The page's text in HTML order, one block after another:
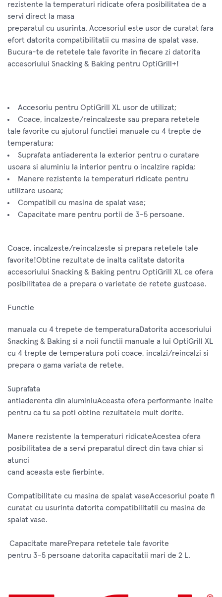
rezistente la temperaturi ridicate ofera posibilitatea de a
servi direct la masa
preparatul cu usurinta. Accesoriul este usor de curatat fara
efort datorita compatibilitatii cu masina de spalat vase.
Bucura-te de retetele tale favorite in fiecare zi datorita
accesoriului Snacking & Baking pentru OptiGrill+!
Accesoriu pentru OptiGrill XL usor de utilizat;
Coace, incalzeste/reincalzeste sau prepara retetele
tale favorite cu ajutorul functiei manuale cu 4 trepte de
temperatura;
Suprafata antiaderenta la exterior pentru o curatare
usoara si aluminiu la interior pentru o incalzire rapida;
Manere rezistente la temperaturi ridicate pentru
utilizare usoara;
Compatibil cu masina de spalat vase;
Capacitate mare pentru portii de 3-5 persoane.
Coace, incalzeste/reincalzeste si prepara retetele tale
favorite!Obtine rezultate de inalta calitate datorita
accesoriului Snacking & Baking pentru OptiGrill XL ce ofera
posibilitatea de a prepara o varietate de retete gustoase.
Functie
manuala cu 4 trepete de temperaturaDatorita accesoriului
Snacking & Baking si a noii functii manuale a lui OptiGrill XL
cu 4 trepte de temperatura poti coace, incalzi/reincalzi si
prepara o gama variata de retete.
Suprafata
antiaderenta din aluminiuAceasta ofera performante inalte
pentru ca tu sa poti obtine rezultatele mult dorite.
Manere rezistente la temperaturi ridicateAcestea ofera
posibilitatea de a servi preparatul direct din tava chiar si
atunci
cand aceasta este fierbinte.
Compatibilitate cu masina de spalat vaseAccesoriul poate fi
curatat cu usurinta datorita compatibilitatii cu masina de
spalat vase.
Capacitate marePrepara retetele tale favorite
pentru 3-5 persoane datorita capacitatii mari de 2 L.